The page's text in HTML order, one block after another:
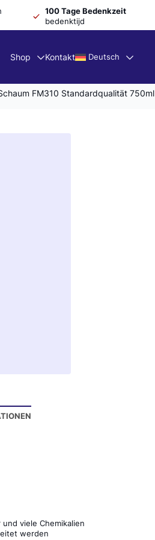
100 Tage Bedenkzeit
bedenktijd
Shop Kontakt Deutsch
FM310 Standardqualität 750ml
viele Chemikalien
werden